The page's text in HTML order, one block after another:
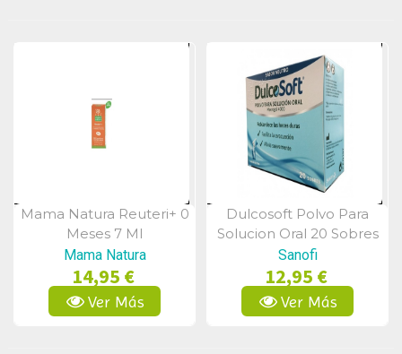
Vista Rápida
Mama Natura Reuteri+ 0
Meses 7 Ml
Mama Natura
14,95 €
Ver Más
Vista Rápida
Dulcosoft Polvo Para
Solucion Oral 20 Sobres
Sabor Neutro
Sanofi
12,95 €
Ver Más